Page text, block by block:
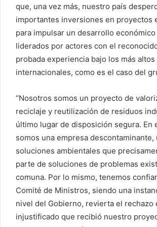
que, una vez más, nuestro país
importantes inversiones en proyectos
para impulsar un desarrollo
liderados por actores con el
probada experiencia bajo los más
internacionales, como es el caso del
“Nosotros somos un proyecto de
reciclaje y reutilización de residuos
último lugar de disposición segura. En
somos una empresa
soluciones ambientales que
parte de soluciones de problemas
comuna. Por lo mismo, tenemos
Comité de Ministros, siendo una
nivel del Gobierno, revierta el rechazo
injustificado que recibió nuestro